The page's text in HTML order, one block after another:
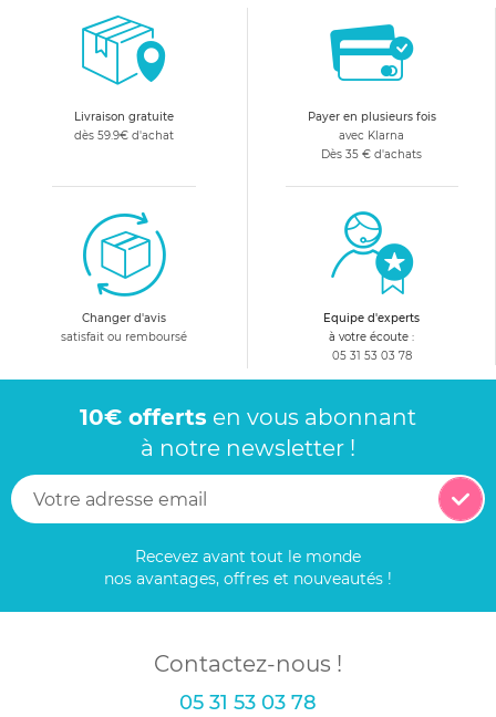
Livraison gratuite
dès 59.9€ d'achat
Payer en plusieurs fois
avec Klarna
Dès 35 € d'achats
Changer d'avis
satisfait ou remboursé
Equipe d'experts
à votre écoute :
05 31 53 03 78
10€ offerts en vous abonnant
à notre newsletter !
Recevez avant tout le monde
nos avantages, offres et nouveautés !
Contactez-nous !
05 31 53 03 78